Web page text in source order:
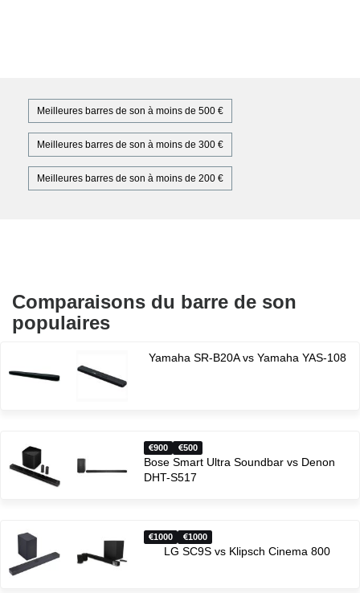
Meilleures barres de son à moins de 500 €
Meilleures barres de son à moins de 300 €
Meilleures barres de son à moins de 200 €
Comparaisons du barre de son
populaires
Yamaha SR-B20A vs Yamaha YAS-108
900 500
Bose Smart Ultra Soundbar vs Denon
DHT-S517
1000 1000
LG SC9S vs Klipsch Cinema 800